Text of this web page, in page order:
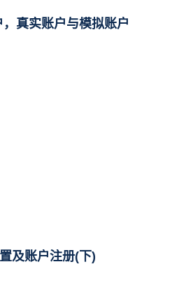
真实账户与模拟账户
及账户注册(下)